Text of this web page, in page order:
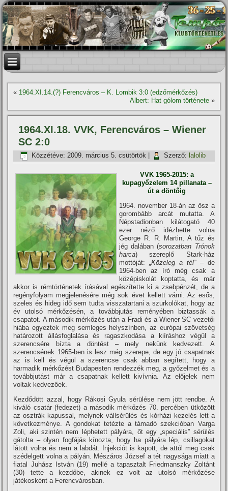
« 1964.XI.14.(?) Ferencváros – K. Lombik 3:0 (edzőmérkőzés)
Albert: Hat gólom története»
1964.XI.18. VVK, Ferencváros – Wiener
SC 2:0
Közzétéve: 2009. március 5. csütörtök Szerző: lalolib
VVK 1965-2015: a
kupagyőzelem 14 pillanata –
út a döntőig
1964. november 18-án az ősz a
gorombább arcát mutatta. A
Népstadionban kilátogató 40
ezer néző idézhette volna
George R. R. Martin, A tűz és
jég dalában (sorozatban Trónok
harca) szereplő Stark-ház
mottóját: „Közeleg a tél”– de
1964-ben az í­ró még csak a
középiskolát koptatta, és már
akkor is rémtörténetek í­rásával egészí­tette ki a zsebpénzét, de a
regényfolyam megjelenésére még sok évet kellett várni. Az esős,
szeles és hideg idő sem tudta visszatartani a szurkolókat, hogy az
év utolsó mérkőzésén, a továbbjutás reményében biztassák a
csapatot. A második mérkőzés után a Fradi és a Wiener SC vezetői
hiába egyeztek meg semleges helyszí­nben, az európai szövetség
határozott állásfoglalása és ragaszkodása a kií­ráshoz végül a
szerencsére bí­zta a döntést – mely nekünk kedvezett. A
szerencsének 1965-ben is lesz még szerepe, de egy jó csapatnak
az is kell és végül a szerencse csak abban segí­tett, hogy a
harmadik mérkőzést Budapesten rendezzék meg, a győzelmet és a
továbbjutást már a csapatnak kellett kiví­vnia. Az előjelek nem
voltak kedvezőek.
Kezdődött azzal, hogy Rákosi Gyula sérülése nem jött rendbe. A
kiváló csatár (fedezet) a második mérkőzés 70. percében ütközött
az osztrák kapussal, melynek vállsérülés és kórházi kezelés lett a
következménye. A gondokat tetézte a támadó szekcióban Varga
Zoli, aki szintén nem léphetett pályára, őt egy „speciális” sérülés
gátolta – olyan fogfájás kí­nozta, hogy ha pályára lép, csillagokat
látott volna és nem a labdát. Injekciót is kapott, de attól meg csak
szédelgett volna a pályán. Mészáros József a tét nagysága miatt a
fiatal Juhász István (19) mellé a tapasztalt Friedmanszky Zoltánt
(30) tette a kezdőbe, akinek ez volt az utolsó mérkőzése
játékosként a Ferencvárosban.